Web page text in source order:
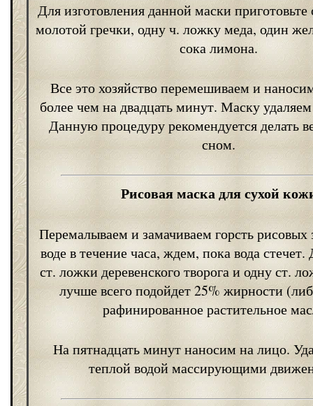
Для изготовления данной маски
молотой гречки, одну ч. ложку меда, один
сока лимона.
Все это хозяйство перемешиваем и
более чем на двадцать минут. Маску
Данную процедуру рекомендуется делать
сном.
Рисовая маска для сухой
Перемалываем и замачиваем горсть рисовых
воде в течение часа, ждем, пока вода
ст. ложки деревенского творога и одну ст.
лучше всего подойдет 25% жирности
рафинированное растительное
На пятнадцать минут наносим на лицо.
теплой водой массирующими